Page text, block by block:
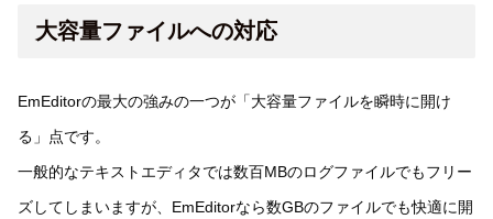
大容量ファイルへの対応
EmEditorの最大の強みの一つが「大容量ファイルを瞬時に開け
る」点です。
一般的なテキストエディタでは数百MBのログファイルでもフリー
ズしてしまいますが、EmEditorなら数GBのファイルでも快適に開